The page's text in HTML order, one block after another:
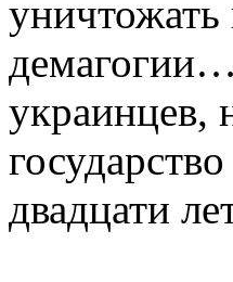
уничтожать
украинцев,
двадцати